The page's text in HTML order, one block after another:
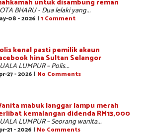
untuk disambung reman
BHARU - Dua lelaki yang...
08 - 2026 | 1 Comment
kenal pasti pemilik akaun
hina Sultan Selangor
LUMPUR – Polis...
27 - 2026 | No Comments
mabuk langgar lampu merah
kemalangan didenda RM13,000
LUMPUR – Seorang wanita...
21 - 2026 | No Comments